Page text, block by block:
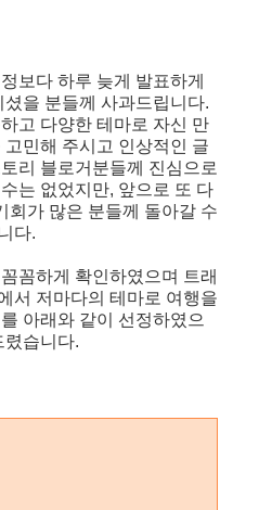
보다 하루 늦게 발표하게
을 분들께 사과드립니다.
고 다양한 테마로 자신 만
민해 주시고 인상적인 글
리 블로거분들께 진심으로
는 없었지만, 앞으로 또 다
회가 많은 분들께 돌아갈 수
다.
꼼하게 확인하였으며 트래
서 저마다의 테마로 여행을
아래와 같이 선정하였으
렸습니다.
님
님